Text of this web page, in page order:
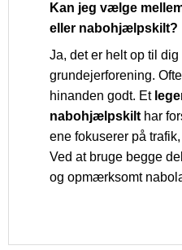
Kan jeg vælge
eller nabohjælpskilt?
Ja, det er helt op til dig
grundejerforening.
hinanden godt. Et
nabohjælpskilt har
ene fokuserer på
Ved at bruge begge
og opmærksomt